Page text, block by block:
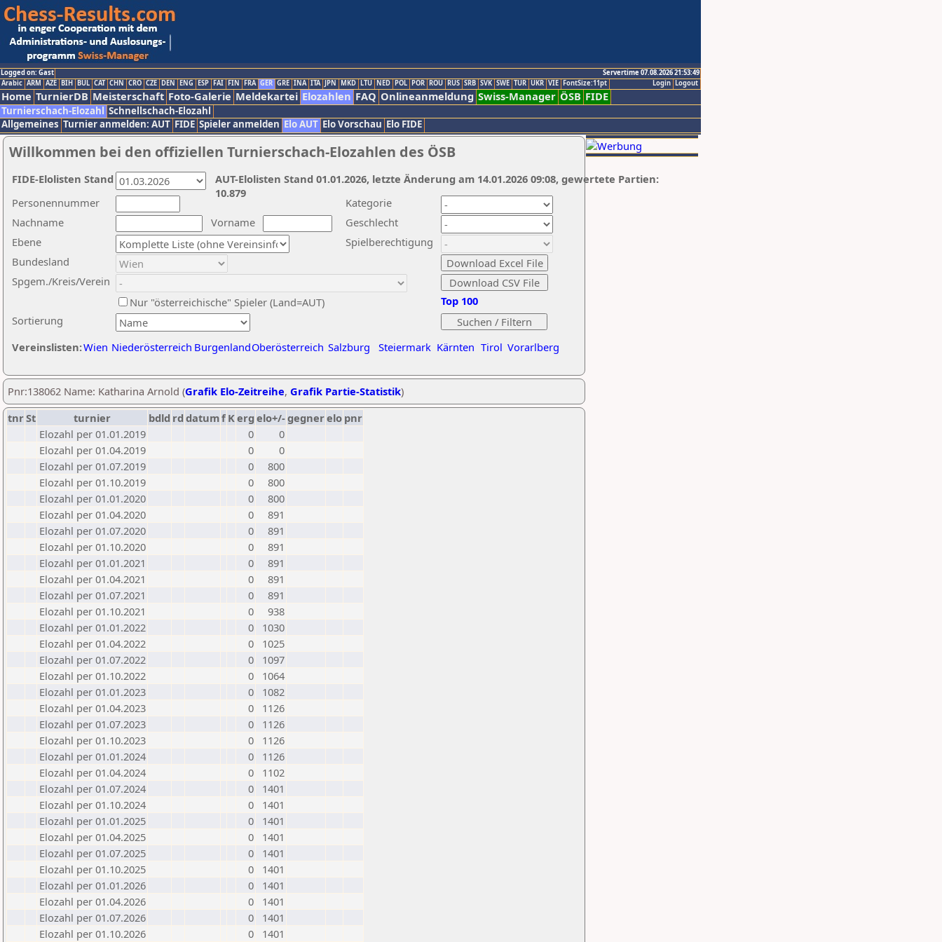
Logged on: Gast
Servertime 07.08.2026 21:53:49
Logout
Login
Arabic ARM AZE BIH BUL CAT CHN CRO CZE DEN ENG ESP FAI FIN FRA GER GRE INA ITA JPN MKD LTU NED POL POR ROU RUS SRB SVK SWE TUR UKR VIE FontSize:11pt
Home TurnierDB Meisterschaft Foto-Galerie Meldekartei Elozahlen FAQ Onlineanmeldung Swiss-Manager ÖSB FIDE
Turnierschach-Elozahl Schnellschach-Elozahl
Allgemeines Turnier anmelden: AUT FIDE Spieler anmelden Elo AUT Elo Vorschau Elo FIDE
Willkommen bei den offiziellen Turnierschach-Elozahlen des ÖSB
Nachname
Vorname
Ebene
Kategorie
Sortierung
Personennummer
Bundesland
Spgem./Kreis/Verein
Geschlecht
Nur "österreichische" Spieler (Land=AUT)
Spielberechtigung
Vereinslisten:Wien Niederösterreich BurgenlandOberösterreich Salzburg Steiermark Kärnten Tirol Vorarlberg
Top 100
AUT-Elolisten Stand 01.01.2026, letzte Änderung am 14.01.2026 09:08, gewertete Partien:
10.879
FIDE-Elolisten Stand
Pnr:138062 Name: Katharina Arnold (Grafik Elo-Zeitreihe, Grafik Partie-Statistik)
tnrSt turnier bdld rd datumf Kerg elo+/-gegnerelo pnr
Elozahl per 01.01.2019
0
0
Elozahl per 01.04.2019
0
0
Elozahl per 01.07.2019
0
800
Elozahl per 01.10.2019
0
800
Elozahl per 01.01.2020
0
800
Elozahl per 01.04.2020
0
891
Elozahl per 01.07.2020
0
891
Elozahl per 01.10.2020
0
891
Elozahl per 01.01.2021
0
891
Elozahl per 01.04.2021
0
891
Elozahl per 01.07.2021
0
891
Elozahl per 01.10.2021
0
938
Elozahl per 01.01.2022
0
1030
Elozahl per 01.04.2022
0
1025
Elozahl per 01.07.2022
0
1097
Elozahl per 01.10.2022
0
1064
Elozahl per 01.01.2023
0
1082
Elozahl per 01.04.2023
0
1126
Elozahl per 01.07.2023
0
1126
Elozahl per 01.10.2023
0
1126
Elozahl per 01.01.2024
0
1126
Elozahl per 01.04.2024
0
1102
Elozahl per 01.07.2024
0
1401
Elozahl per 01.10.2024
0
1401
Elozahl per 01.01.2025
0
1401
Elozahl per 01.04.2025
0
1401
Elozahl per 01.07.2025
0
1401
Elozahl per 01.10.2025
0
1401
Elozahl per 01.01.2026
0
1401
Elozahl per 01.04.2026
0
1401
Elozahl per 01.07.2026
0
1401
Elozahl per 01.10.2026
0 1401